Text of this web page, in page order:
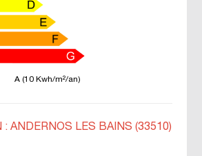
A (10 Kwh/m²/an)
: ANDERNOS LES BAINS (33510)